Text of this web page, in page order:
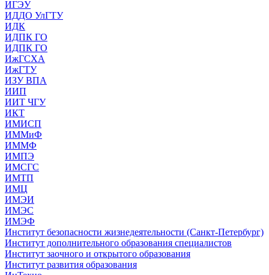
ИГЭУ
ИДДО УлГТУ
ИДК
ИДПК ГО
ИДПК ГО
ИжГСХА
ИжГТУ
ИЗУ ВПА
ИИП
ИИТ ЧГУ
ИКТ
ИМИСП
ИММиФ
ИММФ
ИМПЭ
ИМСГС
ИМТП
ИМЦ
ИМЭИ
ИМЭС
ИМЭФ
Институт безопасности жизнедеятельности (Санкт-Петербург)
Институт дополнительного образования специалистов
Институт заочного и открытого образования
Институт развития образования